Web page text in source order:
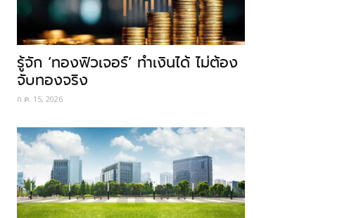
รู้จัก ‘ทองฟิวเจอร์’ ทำเงินได้ ไม่ต้อง
จับทองจริง
ก.ค. 15, 2026